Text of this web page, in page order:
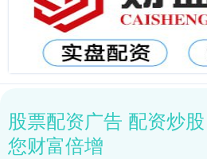
股票配资广告 配资炒
您财富倍增